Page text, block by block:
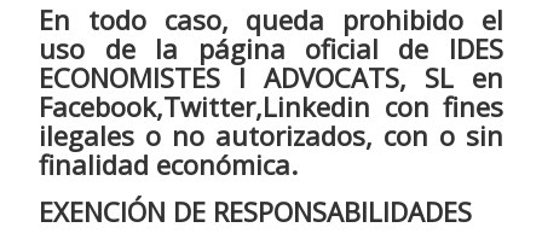
En todo caso, queda prohibido el
uso de la página oficial de IDES
ECONOMISTES I ADVOCATS, SL en
Facebook,Twitter,Linkedin con fines
ilegales o no autorizados, con o sin
finalidad económica.
EXENCIÓN DE RESPONSABILIDADES